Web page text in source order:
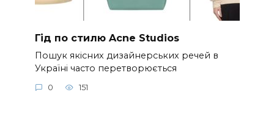
Гід по стилю Acne Studios
Пошук якісних дизайнерських речей в
Україні часто перетворюється
0 151